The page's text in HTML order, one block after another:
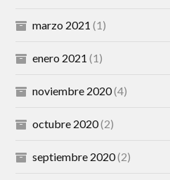
marzo 2021 (1)
enero 2021 (1)
noviembre 2020(4)
octubre 2020(2)
septiembre 2020(2)